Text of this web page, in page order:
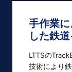
手作業
した鉄
LTTSの
技術により